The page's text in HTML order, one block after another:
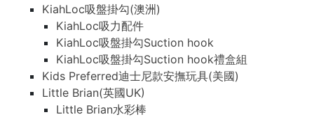
KiahLoc吸盤掛勾(澳洲)
KiahLoc吸力配件
KiahLoc吸盤掛勾Suction hook
KiahLoc吸盤掛勾Suction hook禮盒組
Kids Preferred迪士尼款安撫玩具(美國)
Little Brian(英國UK)
Little Brian水彩棒